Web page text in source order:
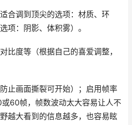
合调到顶尖的选项：材质、环
项：阴影、体积雾）。
比度等（根据自己的喜爱调整，
止画面撕裂可开始）；启用帧率
60帧，帧数波动太大容易让人不
越大看到的信息越多，也容易眩